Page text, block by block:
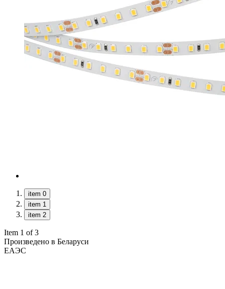
item 0
item 1
item 2
Item 1 of 3
Произведено в Беларуси
ЕАЭС